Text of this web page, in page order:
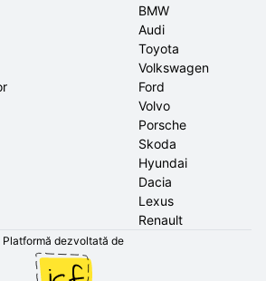
BMW
Audi
Toyota
Volkswagen
Ford
Volvo
Porsche
Skoda
Hyundai
Dacia
Lexus
Renault
Platformă dezvoltată de